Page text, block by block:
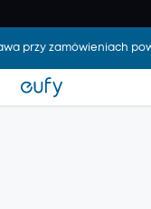
przy zamówieniach